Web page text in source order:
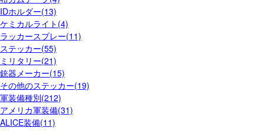
IDホルダー(13)
ケミカルライト(4)
ラッカースプレー(11)
ステッカー(55)
ミリタリー(21)
銃器メーカー(15)
その他のステッカー(19)
軍装備種別(212)
アメリカ軍装備(31)
ALICE装備(11)